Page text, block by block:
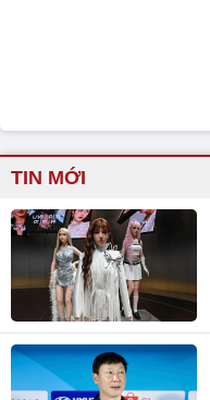
TIN MỚI